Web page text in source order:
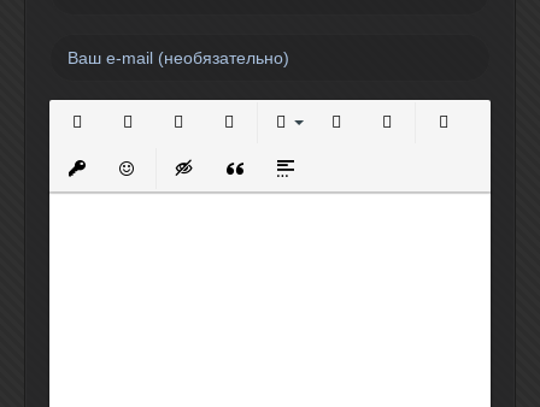
Вставить защищенную ссылку
Вставить смайлик
Вставка скрытого текста
Вставка цитаты
Вставка спойлера